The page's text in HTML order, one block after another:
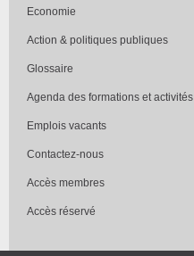
Economie
Action & politiques publiques
Glossaire
Agenda des formations et activités
Emplois vacants
Contactez-nous
Accès membres
Accès réservé